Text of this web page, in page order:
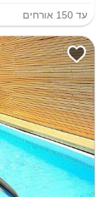
עד 150 אורחים